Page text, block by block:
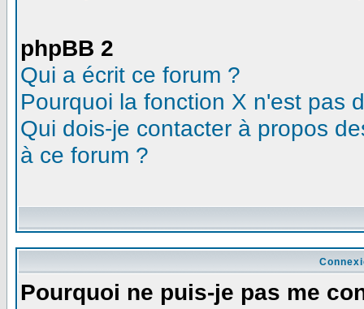
phpBB 2
Qui a écrit ce forum ?
Pourquoi la fonction X n'est pas
Qui dois-je contacter à propos
à ce forum ?
Pourquoi ne puis-je pas me